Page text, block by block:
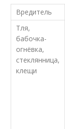
Вредитель
Тля,
бабочка-
огнёвка,
стеклянница,
клещи